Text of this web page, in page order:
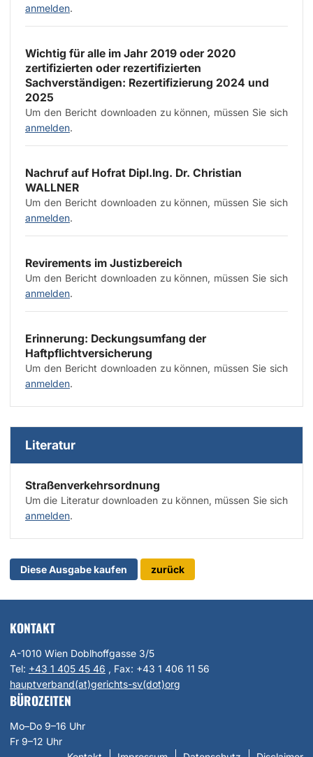
anmelden.
Wichtig für alle im Jahr 2019 oder 2020
zertifizierten oder rezertifizierten
Sachverständigen: Rezertifizierung 2024 und
2025
Um den Bericht downloaden zu können, müssen Sie sich
anmelden.
Nachruf auf Hofrat Dipl.­Ing. Dr. Christian
WALLNER
Um den Bericht downloaden zu können, müssen Sie sich
anmelden.
Revirements im Justizbereich
Um den Bericht downloaden zu können, müssen Sie sich
anmelden.
Erinnerung: Deckungsumfang der
Haftpflichtversicherung
Um den Bericht downloaden zu können, müssen Sie sich
anmelden.
Literatur
Straßenverkehrsordnung
Um die Literatur downloaden zu können, müssen Sie sich
anmelden.
Diese Ausgabe kaufen zurück
KONTAKT
A-1010 Wien Doblhoffgasse 3/5
Tel: +43 1 405 45 46 , Fax: +43 1 406 11 56
hauptverband(at)gerichts-sv(dot)org
BÜROZEITEN
Mo–Do 9–16 Uhr
Fr 9–12 Uhr